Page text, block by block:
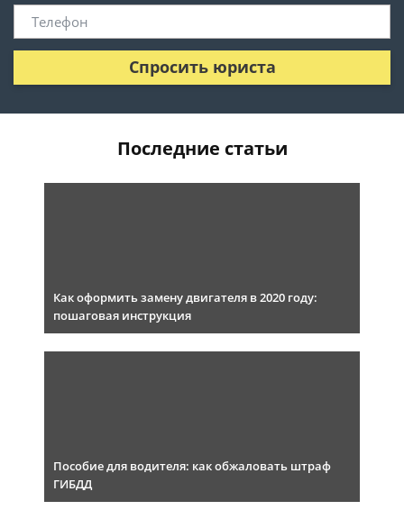
Спросить юриста
Последние статьи
Как оформить замену двигателя в 2020 году:
пошаговая инструкция
Пособие для водителя: как обжаловать штраф
ГИБДД